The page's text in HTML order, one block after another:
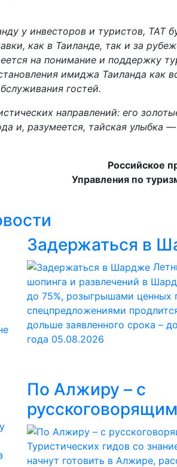
у инвесторов и туристов, ТАТ
как в Таиланде, так и за
на понимание и поддержку
имиджа Таиланда как
гостей.
направлений: его
и, разумеется, тайская улыбка
Российское
Управления по
Задержаться в
шопинга и развлечений в
до 75%, розыгрышами ценных
спецпредложениями
дольше заявленного срока –
года 05.08.2026
По Алжиру – с
Туристических гидов со
начнут готовить в Алжире,